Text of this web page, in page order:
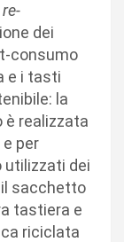
re-
dei
consumo
e i tasti
la
è realizzata
per
utilizzati dei
sacchetto
tastiera e
riciclata